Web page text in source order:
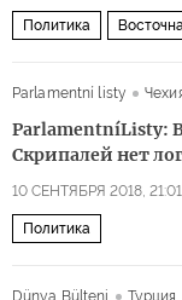
Политика
Минские соглашения
Parlamentní listy
ParlamentníListy:
Скрипалей нет
10 СЕНТЯБРЯ 2018, 21:01
Политика
Dünya Bülteni Турция